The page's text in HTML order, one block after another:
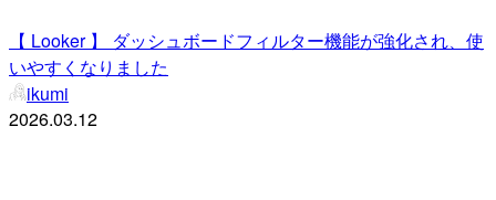
【 Looker 】 ダッシュボードフィルター機能が強化され、使
いやすくなりました
ikumi
2026.03.12